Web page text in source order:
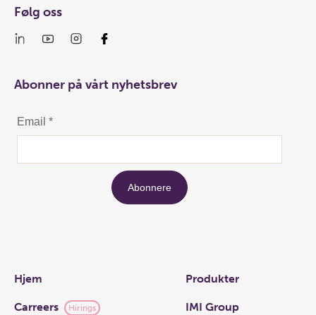
Links
Hjem Produkter
Carreers Hirings IMI Group
Følg oss
Abonner på vårt nyhetsbrev